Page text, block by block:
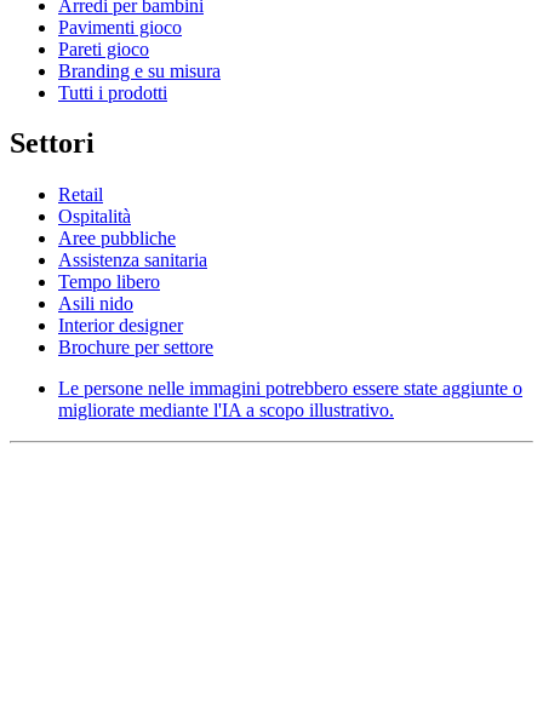
Arredi per bambini
Pavimenti gioco
Pareti gioco
Branding e su misura
Tutti i prodotti
Settori
Retail
Ospitalità
Aree pubbliche
Assistenza sanitaria
Tempo libero
Asili nido
Interior designer
Brochure per settore
Le persone nelle immagini potrebbero essere state aggiunte o
migliorate mediante l'IA a scopo illustrativo.